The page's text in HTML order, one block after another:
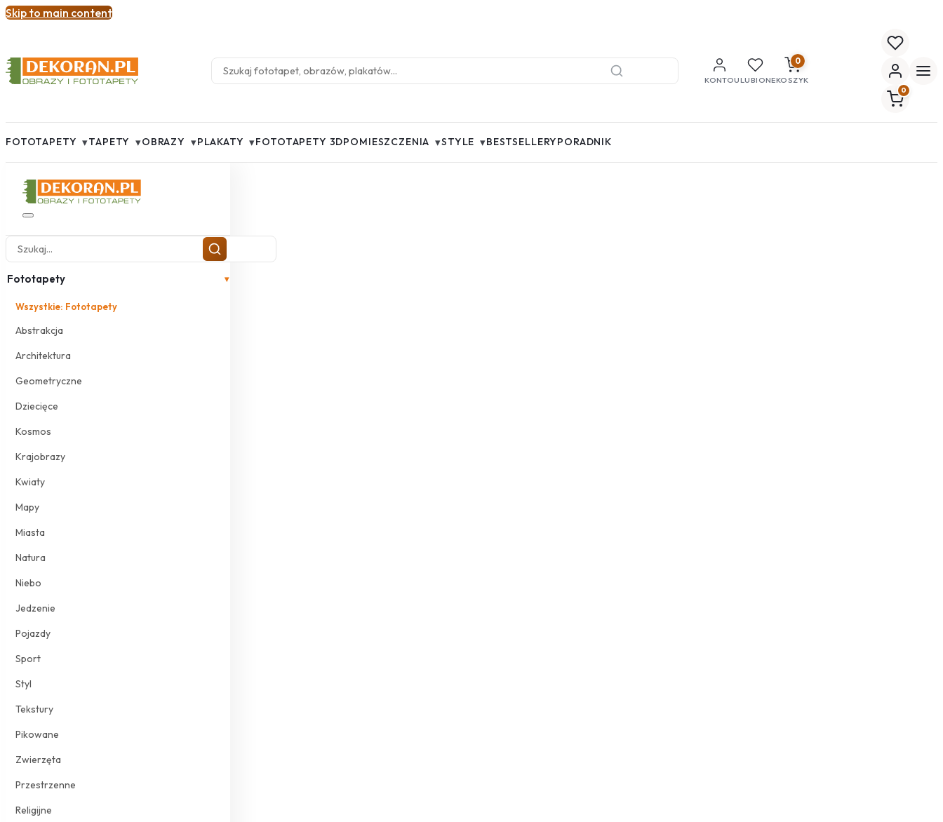
Skip to main content
KONTOULUBIONE
0
KOSZYK
0
FOTOTAPETY ▾TAPETY ▾OBRAZY ▾PLAKATY ▾FOTOTAPETY 3DPOMIESZCZENIA ▾STYLE ▾BESTSELLERYPORADNIK
Fototapety ▾
Wszystkie: Fototapety
Abstrakcja
Architektura
Geometryczne
Dziecięce
Kosmos
Krajobrazy
Kwiaty
Mapy
Miasta
Natura
Niebo
Jedzenie
Pojazdy
Sport
Styl
Tekstury
Pikowane
Zwierzęta
Przestrzenne
Religijne